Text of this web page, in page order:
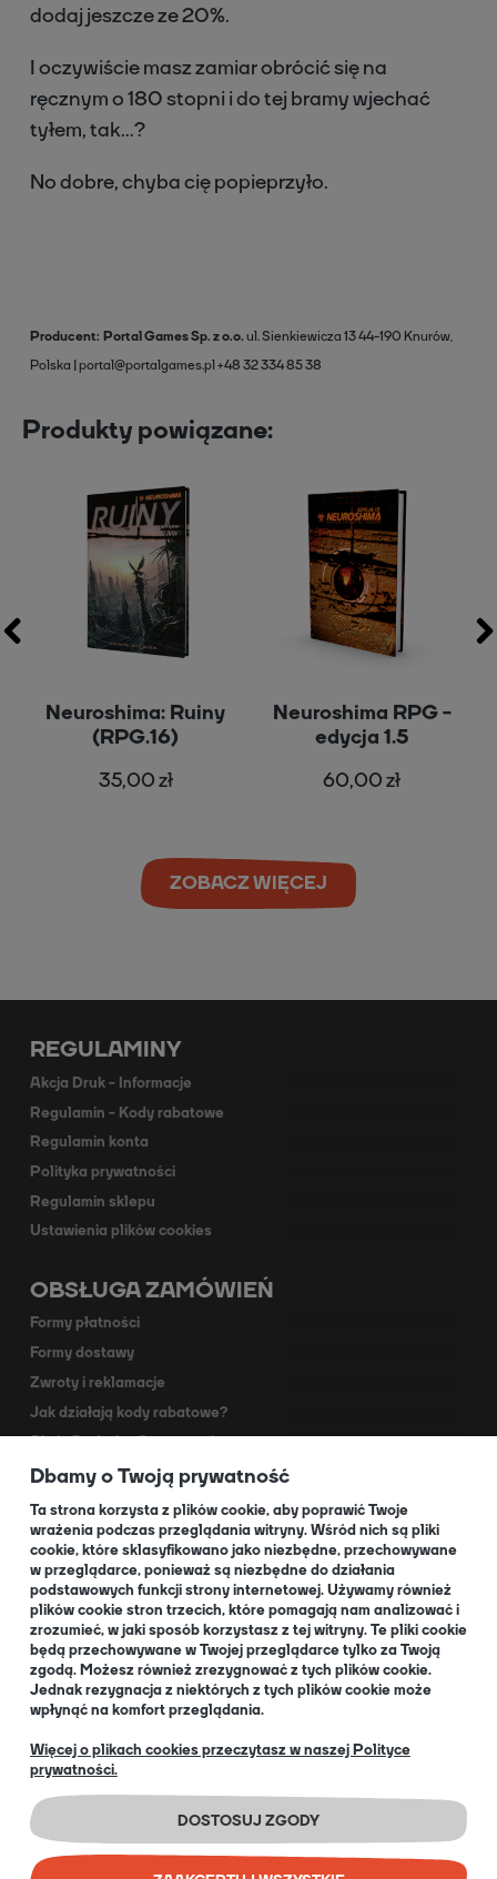
dodaj jeszcze ze 20%.
I oczywiście masz zamiar obrócić się na
ręcznym o 180 stopni i do tej bramy wjechać
tyłem, tak…?
No dobre, chyba cię popieprzyło.
Producent Portal Games Sp. z o.o.ul. Sienkiewicza 1344-190 Knurów,
Polska portal@portalgames.pl+48 32 334 85 38
Produkty powiązane:
Neuroshima: Ruiny
(RPG.16)
35,00 zł
Neuroshima RPG -
edycja 1.5
60,00 zł
ZOBACZ WIĘCEJ
REGULAMINY
Akcja Druk - Informacje
Regulamin - Kody rabatowe
Regulamin konta
Polityka prywatności
Regulamin sklepu
Ustawienia plików cookies
OBSŁUGA ZAMÓWIEŃ
Formy płatności
Formy dostawy
Zwroty i reklamacje
Jak działają kody rabatowe?
Akcja Dodruk - O programie
Kontakt
Dla Partnerów
O NAS
O nas
Informacja dla Klubów
Blog
+48 32 334 85 38
EN
Dbamy o Twoją prywatność
Ta strona korzysta z plików cookie, aby poprawić Twoje
wrażenia podczas przeglądania witryny. Wśród nich są pliki
cookie, które sklasyfikowano jako niezbędne, przechowywane
w przeglądarce, ponieważ są niezbędne do działania
podstawowych funkcji strony internetowej. Używamy również
plików cookie stron trzecich, które pomagają nam analizować i
zrozumieć, w jaki sposób korzystasz z tej witryny. Te pliki cookie
będą przechowywane w Twojej przeglądarce tylko za Twoją
zgodą. Możesz również zrezygnować z tych plików cookie.
Jednak rezygnacja z niektórych z tych plików cookie może
wpłynąć na komfort przeglądania.
Więcej o plikach cookies przeczytasz w naszej Polityce
prywatności.
DOSTOSUJ ZGODY